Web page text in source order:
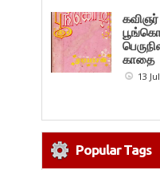
கவிஞர்
காதை
13
Popular Tags